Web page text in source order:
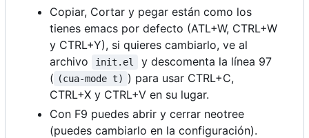
Copiar, Cortar y pegar están como los
tienes emacs por defecto (ATL+W, CTRL+W
y CTRL+Y), si quieres cambiarlo, ve al
archivo
init.el
y descomenta la línea 97
( (cua-mode t) ) para usar CTRL+C,
CTRL+X y CTRL+V en su lugar.
Con F9 puedes abrir y cerrar neotree
(puedes cambiarlo en la configuración).